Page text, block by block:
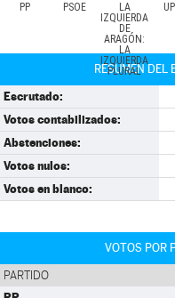
PP PSOE
LA
IZQUIERDA
DE
ARAGÓN:
LA
IZQUIERDA
PLURAL
RESUMEN DEL
Escrutado:
Votos contabilizados:
Abstenciones:
Votos nulos:
Votos en blanco:
VOTOS POR
PARTIDO